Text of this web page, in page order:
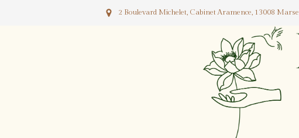
2 Boulevard Michelet, Cabinet Aramence, 13008